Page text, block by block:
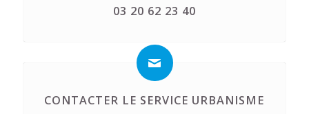
03 20 62 23 40
CONTACTER LE SERVICE URBANISME